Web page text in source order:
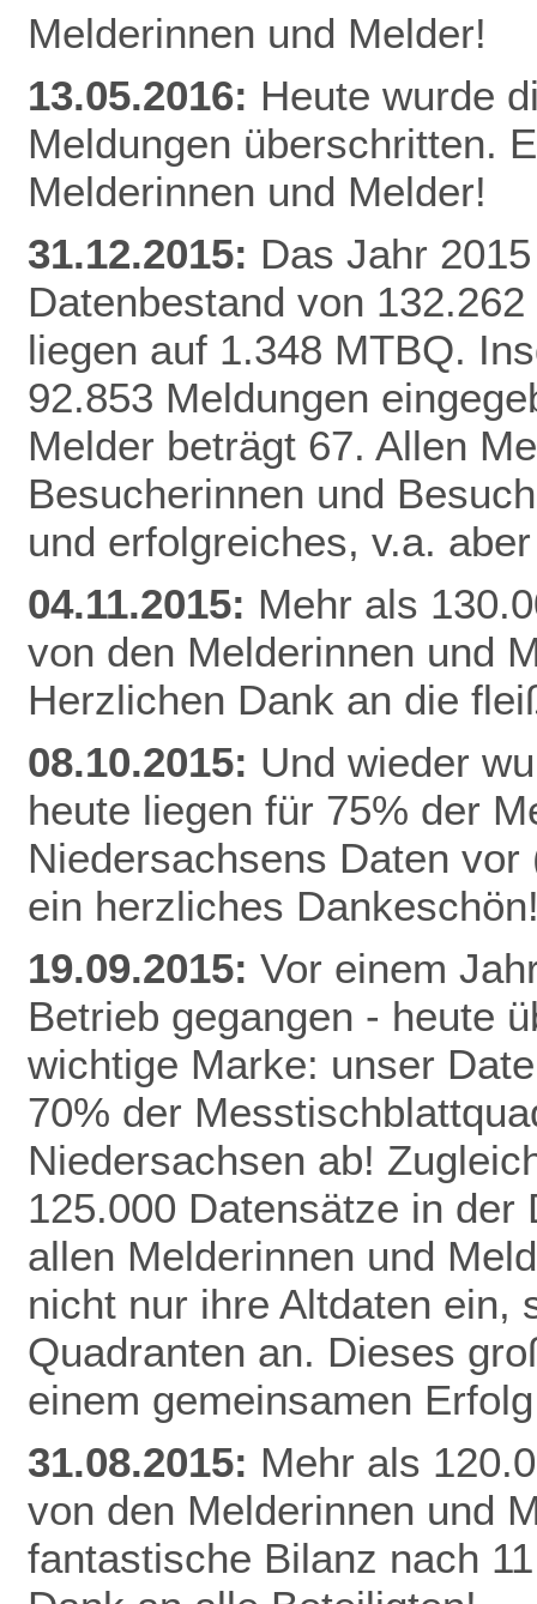
Melderinnen und Melder!
13.05.2016: Heute wurde
Meldungen überschritten.
Melderinnen und Melder!
31.12.2015: Das Jahr
Datenbestand von
liegen auf 1.348 MTBQ.
92.853 Meldungen
Melder beträgt 67. Allen
Besucherinnen und
und erfolgreiches, v.a.
04.11.2015: Mehr als
von den Melderinnen und
Herzlichen Dank an die
08.10.2015: Und wieder
heute liegen für 75% der
Niedersachsens Daten
ein herzliches
19.09.2015: Vor einem
Betrieb gegangen - heute
wichtige Marke: unser
70% der
Niedersachsen ab!
125.000 Datensätze in der
allen Melderinnen und
nicht nur ihre Altdaten ein,
Quadranten an. Dieses
einem gemeinsamen
31.08.2015: Mehr als
von den Melderinnen und
fantastische Bilanz nach